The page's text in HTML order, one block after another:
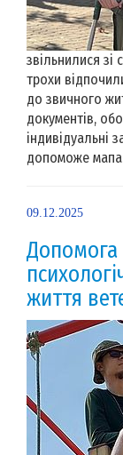
звільнилися зі
трохи
до звичного
документів,
індивідуальні
допоможе
09.12.2025
Допомога
життя